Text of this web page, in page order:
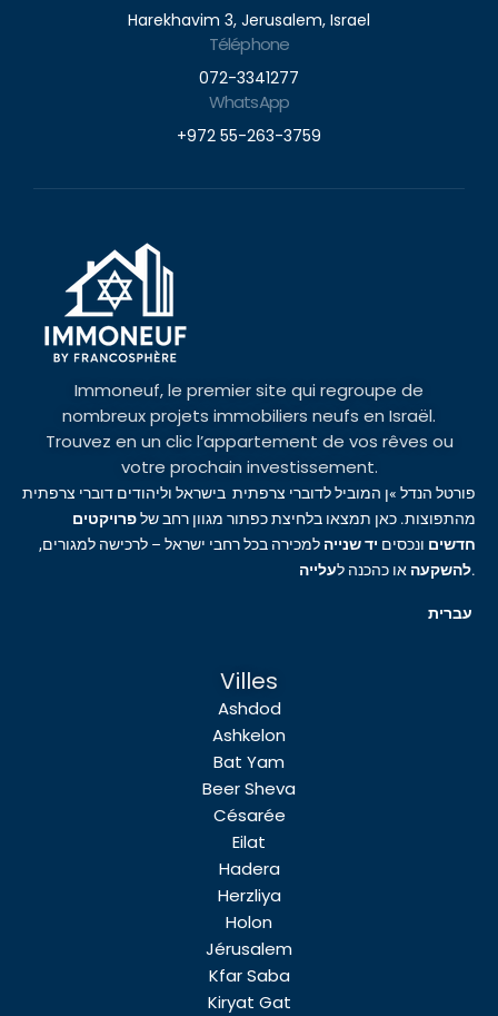
Harekhavim 3, Jerusalem, Israel
Téléphone
072-3341277
WhatsApp
+972 55-263-3759
Immoneuf, le premier site qui regroupe de
nombreux projets immobiliers neufs en Israël.
Trouvez en un clic l’appartement de vos rêves ou
votre prochain investissement.
פורטל הנדל »ן המוביל לדוברי צרפתית בישראל וליהודים דוברי צרפתית
מהתפוצות. כאן תמצאו בלחיצת כפתור מגוון רחב שלפרויקטים
חדשים ונכסים יד שנייה למכירה בכל רחבי ישראל – לרכישה למגורים,
להשקעה או כהכנה לעלייה .
Villes
Ashdod
Ashkelon
Bat Yam
Beer Sheva
Césarée
Eilat
Hadera
Herzliya
Holon
Jérusalem
Kfar Saba
Kiryat Gat